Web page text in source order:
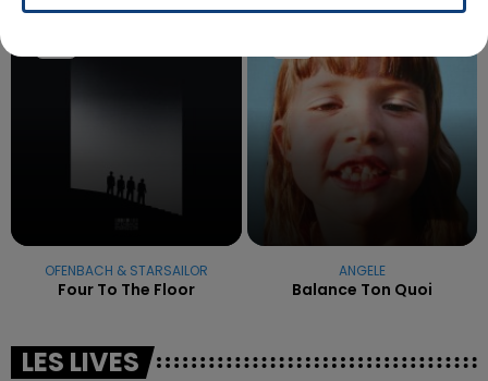
OFENBACH & STARSAILOR
Four To The Floor
ANGELE
Balance Ton Quoi
LES LIVES